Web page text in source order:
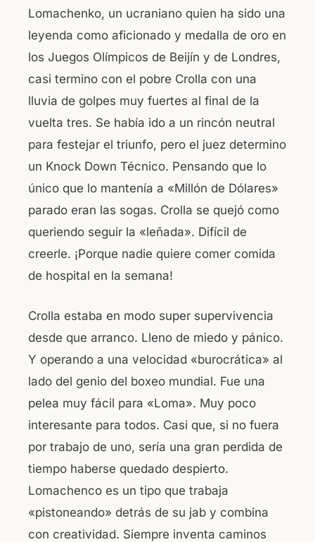
Lomachenko, un ucraniano quien ha sido una
leyenda como aficionado y medalla de oro en
los Juegos Olímpicos de Beijín y de Londres,
casi termino con el pobre Crolla con una
lluvia de golpes muy fuertes al final de la
vuelta tres. Se había ido a un rincón neutral
para festejar el triunfo, pero el juez determino
un Knock Down Técnico. Pensando que lo
único que lo mantenía a «Millón de Dólares»
parado eran las sogas. Crolla se quejó como
queriendo seguir la «leñada». Difícil de
creerle. ¡Porque nadie quiere comer comida
de hospital en la semana!
Crolla estaba en modo super supervivencia
desde que arranco. Lleno de miedo y pánico.
Y operando a una velocidad «burocrática» al
lado del genio del boxeo mundial. Fue una
pelea muy fácil para «Loma». Muy poco
interesante para todos. Casi que, si no fuera
por trabajo de uno, sería una gran perdida de
tiempo haberse quedado despierto.
Lomachenco es un tipo que trabaja
«pistoneando» detrás de su jab y combina
con creatividad. Siempre inventa caminos